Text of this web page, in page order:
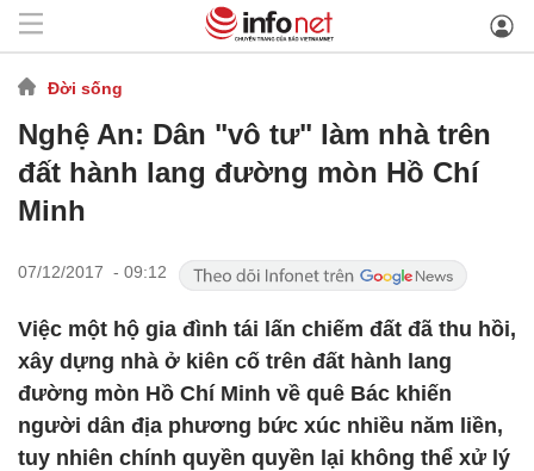
Đời sống
Nghệ An: Dân "vô tư" làm nhà trên
đất hành lang đường mòn Hồ Chí
Minh
07/12/2017 - 09:12
Việc một hộ gia đình tái lấn chiếm đất đã thu hồi,
xây dựng nhà ở kiên cố trên đất hành lang
đường mòn Hồ Chí Minh về quê Bác khiến
người dân địa phương bức xúc nhiều năm liền,
tuy nhiên chính quyền quyền lại không thể xử lý